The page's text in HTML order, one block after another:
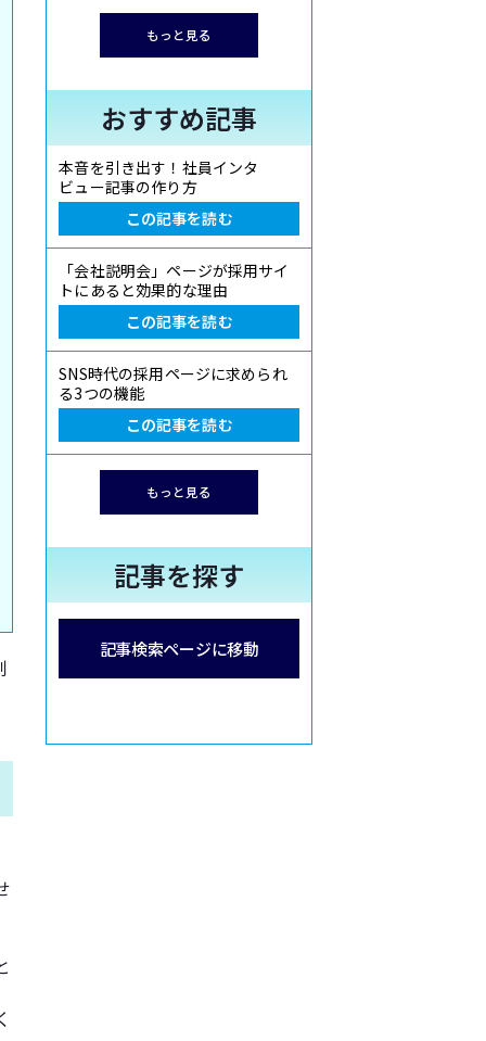
もっと見る
おすすめ記事
本音を引き出す！社員インタ
ビュー記事の作り方
この記事を読む
「会社説明会」ページが採用サイ
トにあると効果的な理由
この記事を読む
SNS時代の採用ページに求められ
る3つの機能
この記事を読む
もっと見る
記事を探す
記事検索ページに移動